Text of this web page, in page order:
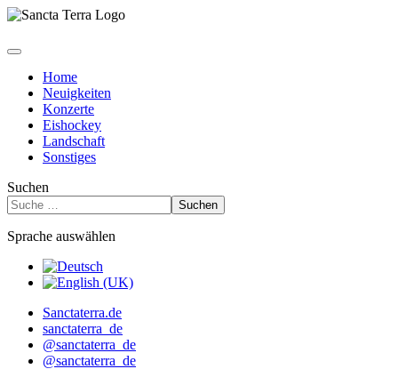
Home
Neuigkeiten
Konzerte
Eishockey
Landschaft
Sonstiges
Suchen
Suchen
Sprache auswählen
Sanctaterra.de
sanctaterra_de
@sanctaterra_de
@sanctaterra_de